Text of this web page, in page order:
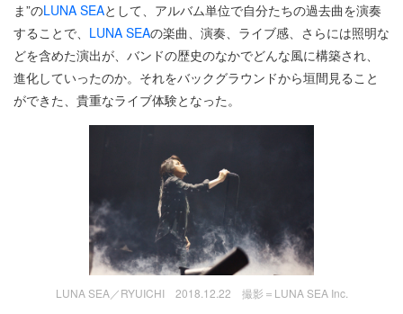
ま”のLUNA SEAとして、アルバム単位で自分たちの過去曲を演奏
することで、 LUNA SEAの楽曲、演奏、ライブ感、さらには照明な
どを含めた演出が、バンドの歴史のなかでどんな風に構築され、
進化していったのか。それをバックグラウンドから垣間見ること
ができた、貴重なライブ体験となった。
LUNA SEA／RYUICHI 2018.12.22 撮影＝LUNA SEA Inc.